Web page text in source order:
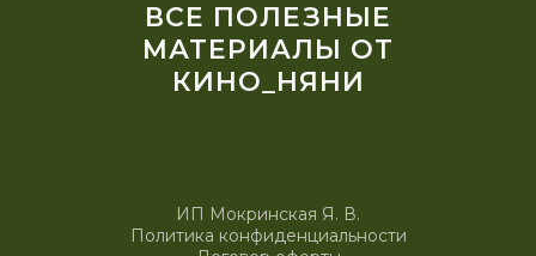
ВСЕ ПОЛЕЗНЫЕ
МАТЕРИАЛЫ ОТ
КИНО_НЯНИ
ИП Мокринская Я. В.
Политика конфиденциальности